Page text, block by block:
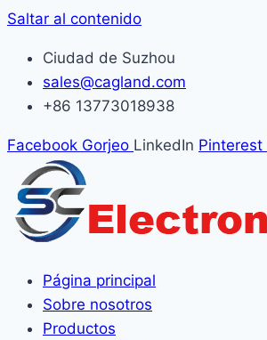
Saltar al contenido
Ciudad de Suzhou
sales@cagland.com
+86 13773018938
Facebook Gorjeo LinkedIn Pinterest
Página principal
Sobre nosotros
Productos